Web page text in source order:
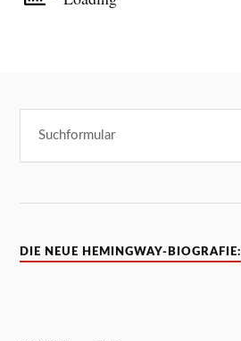
DIE NEUE HEMINGWAY-BIOGRAFIE: